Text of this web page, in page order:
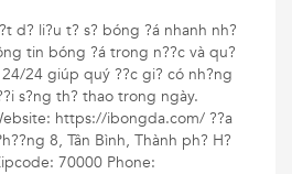
d? li?u t? s? bóng ?á nhanh nh?
tin bóng ?á trong n??c và qu?
24 giúp quý ??c gi? có nh?ng
s?ng th? thao trong ngày.
https://ibongda.com/ ??a
8, Tân Bình, Thành ph? H?
70000 Phone: